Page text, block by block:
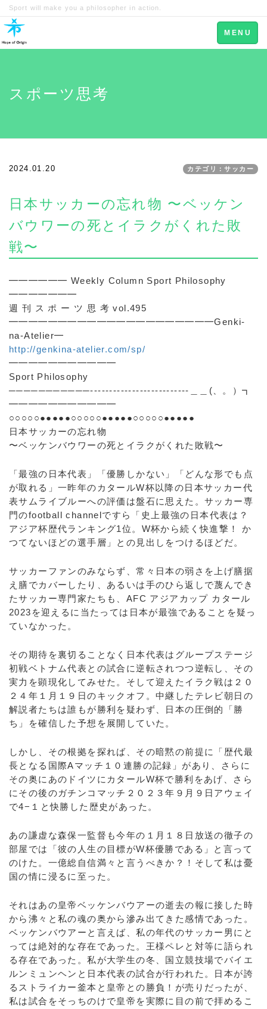
Sport will make you a philosopher in action.
Toggle
navigation
MENU
スポーツ思考
2024.01.20 カテゴリ：サッカー
日本サッカーの忘れ物 〜ベッケン
バウワーの死とイラクがくれた敗
戦〜
━━━━━━ Weekly Column Sport Philosophy
━━━━━━━
週 刊 ス ポ ー ツ 思 考 vol.495
━━━━━━━━━━━━━━━━━━━━━Genki-
na-Atelier━
http://genkina-atelier.com/sp/
━━━━━━━━━━━
Sport Philosophy
───────────--------------------------＿＿(、。）┓
━━━━━━━━━━━
○○○○○●●●●●○○○○○●●●●●○○○○○●●●●●
日本サッカーの忘れ物
〜ベッケンバウワーの死とイラクがくれた敗戦〜
「最強の日本代表」「優勝しかない」「どんな形でも点
が取れる」一昨年のカタールW杯以降の日本サッカー代
表サムライブルーへの評価は盤石に思えた。サッカー専
門のfootball channelですら「史上最強の日本代表は？
アジア杯歴代ランキング1位。W杯から続く快進撃！ か
つてないほどの選手層」との見出しをつけるほどだ。
サッカーファンのみならず、常々日本の弱さを上げ膳据
え膳でカバーしたり、あるいは手のひら返しで蔑んでき
たサッカー専門家たちも、AFC アジアカップ カタール
2023を迎えるに当たっては日本が最強であることを疑っ
ていなかった。
その期待を裏切ることなく日本代表はグループステージ
初戦ベトナム代表との試合に逆転されつつ逆転し、その
実力を顕現化してみせた。そして迎えたイラク戦は２０
２４年１月１９日のキックオフ。中継したテレビ朝日の
解説者たちは誰もが勝利を疑わず、日本の圧倒的「勝
ち」を確信した予想を展開していた。
しかし、その根拠を探れば、その暗黙の前提に「歴代最
長となる国際Aマッチ１０連勝の記録」があり、さらに
その奥にあのドイツにカタールW杯で勝利をあげ、さら
にその後のガチンコマッチ２０２３年９月９日アウェイ
で4−１と快勝した歴史があった。
あの謙虚な森保一監督も今年の１月１８日放送の徹子の
部屋では「彼の人生の目標がW杯優勝である」と言って
のけた。一億総自信満々と言うべきか？！そして私は憂
国の情に浸るに至った。
それはあの皇帝ベッケンバウアーの逝去の報に接した時
から沸々と私の魂の奥から滲み出てきた感情であった。
ベッケンバウアーと言えば、私の年代のサッカー男にと
っては絶対的な存在であった。王様ペレと対等に語られ
る存在であった。私が大学生の冬、国立競技場でバイエ
ルンミュンヘンと日本代表の試合が行われた。日本が誇
るストライカー釜本と皇帝との勝負！が売りだったが、
私は試合をそっちのけで皇帝を実際に目の前で拝めるこ